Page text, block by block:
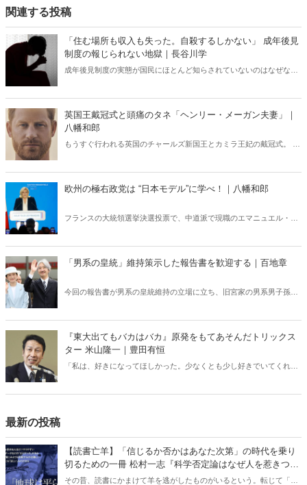
関連する投稿
「住む場所も収入も失った。自殺するしかない」 成年後見
制度の報じられない地獄｜長谷川学
成年後見制度の実態が国民にほとんど知らされていないのはなぜなの
度の見直しに向けた議論を行っており、今年6月10日に見直しに関す
る中間試案を公表したが――。
英国王戴冠式と頭痛のタネ「ヘンリー・メーガン夫妻」｜
八幡和郎
もうすぐ行われる英国のチャールズ新国王とカミラ王妃の戴冠式。 英
欧州の極右政党は “日本モデル”に学べ！｜八幡和郎
フランスの大統領選挙決選投票で、中道派で現職のエマニュエル・マ
挙の意味、ヨーロッパ政治の今後、八幡和郎氏が徹底解説！
「男系の皇統」維持策示した報告書を歓迎する｜百地章
今回の報告書が男系の皇統維持の立場に立ち、旧宮家の男系男子孫を
主張は全く的外れである。
『東大出てもバカはバカ』原発をもてあそんだトリックス
ター 米山隆一｜豊田有恒
「私は、好きになってほしかった。少なくとも少し好きでいてくれ
最新の投稿
【読書亡羊】「信じるか否かはあなた次第」の時代を乗り
切るための一冊 松村一志『科学否定論はなぜ人を惹きつけ
るのか』（ちくま新書）｜梶原麻衣子
その昔、読書にかまけて羊を逃がしたものがいるという。転じて「読